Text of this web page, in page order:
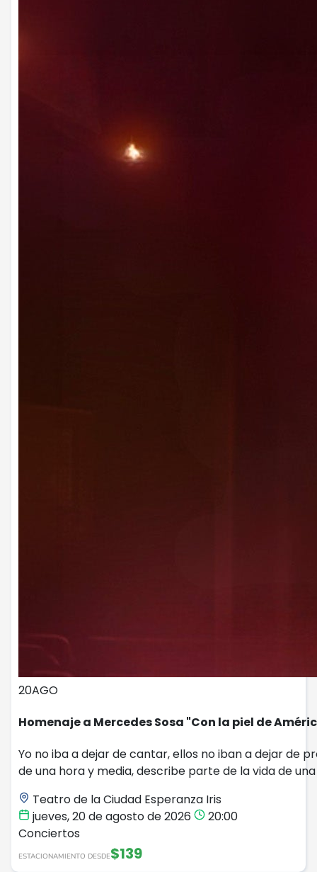
20AGO
Homenaje a Mercedes Sosa "Con la piel de
Yo no iba a dejar de cantar, ellos no iban a dejar de
de una hora y media, describe parte de la vida de
Teatro de la Ciudad Esperanza Iris
jueves, 20 de agosto de 2026
20:00
Conciertos
ESTACIONAMIENTO DESDE$139